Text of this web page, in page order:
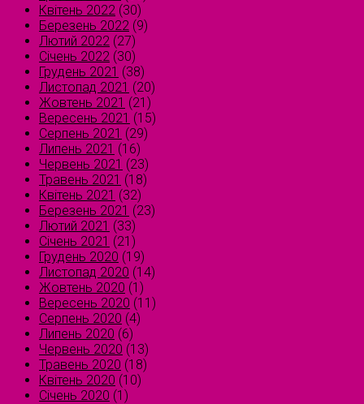
Квітень 2022 (30)
Березень 2022 (9)
Лютий 2022 (27)
Січень 2022 (30)
Грудень 2021 (38)
Листопад 2021 (20)
Жовтень 2021 (21)
Вересень 2021 (15)
Серпень 2021 (29)
Липень 2021 (16)
Червень 2021 (23)
Травень 2021 (18)
Квітень 2021 (32)
Березень 2021 (23)
Лютий 2021 (33)
Січень 2021 (21)
Грудень 2020 (19)
Листопад 2020 (14)
Жовтень 2020 (1)
Вересень 2020 (11)
Серпень 2020 (4)
Липень 2020 (6)
Червень 2020 (13)
Травень 2020 (18)
Квітень 2020 (10)
Січень 2020 (1)